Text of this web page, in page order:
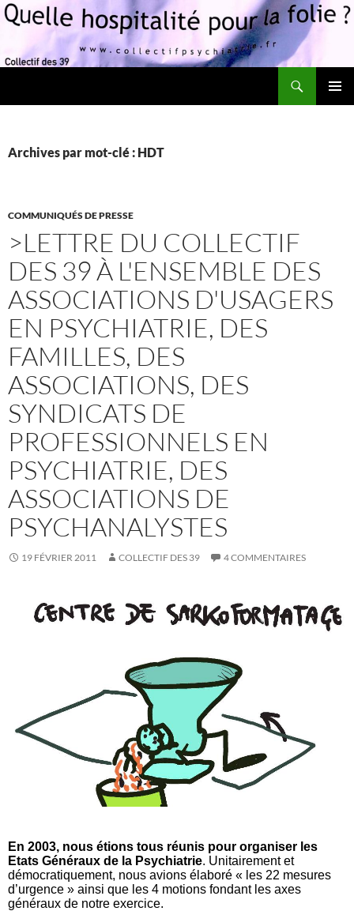
Archives par mot-clé : HDT
COMMUNIQUÉS DE PRESSE
>LETTRE DU COLLECTIF
DES 39 À L'ENSEMBLE DES
ASSOCIATIONS D'USAGERS
EN PSYCHIATRIE, DES
FAMILLES, DES
ASSOCIATIONS, DES
SYNDICATS DE
PROFESSIONNELS EN
PSYCHIATRIE, DES
ASSOCIATIONS DE
PSYCHANALYSTES
19 FÉVRIER 2011 COLLECTIF DES 39 4 COMMENTAIRES
En 2003, nous étions tous réunis pour organiser les
Etats Généraux de la Psychiatrie. Unitairement et
démocratiquement, nous avions élaboré « les 22 mesures
d’urgence » ainsi que les 4 motions fondant les axes
généraux de notre exercice.